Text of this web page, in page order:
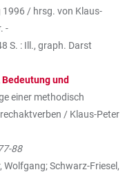
/ hrsg. von Klaus-
-
S. : Ill., graph. Darst
und
einer methodisch
/ Klaus-Peter
88
Wolfgang; Schwarz-Friesel,